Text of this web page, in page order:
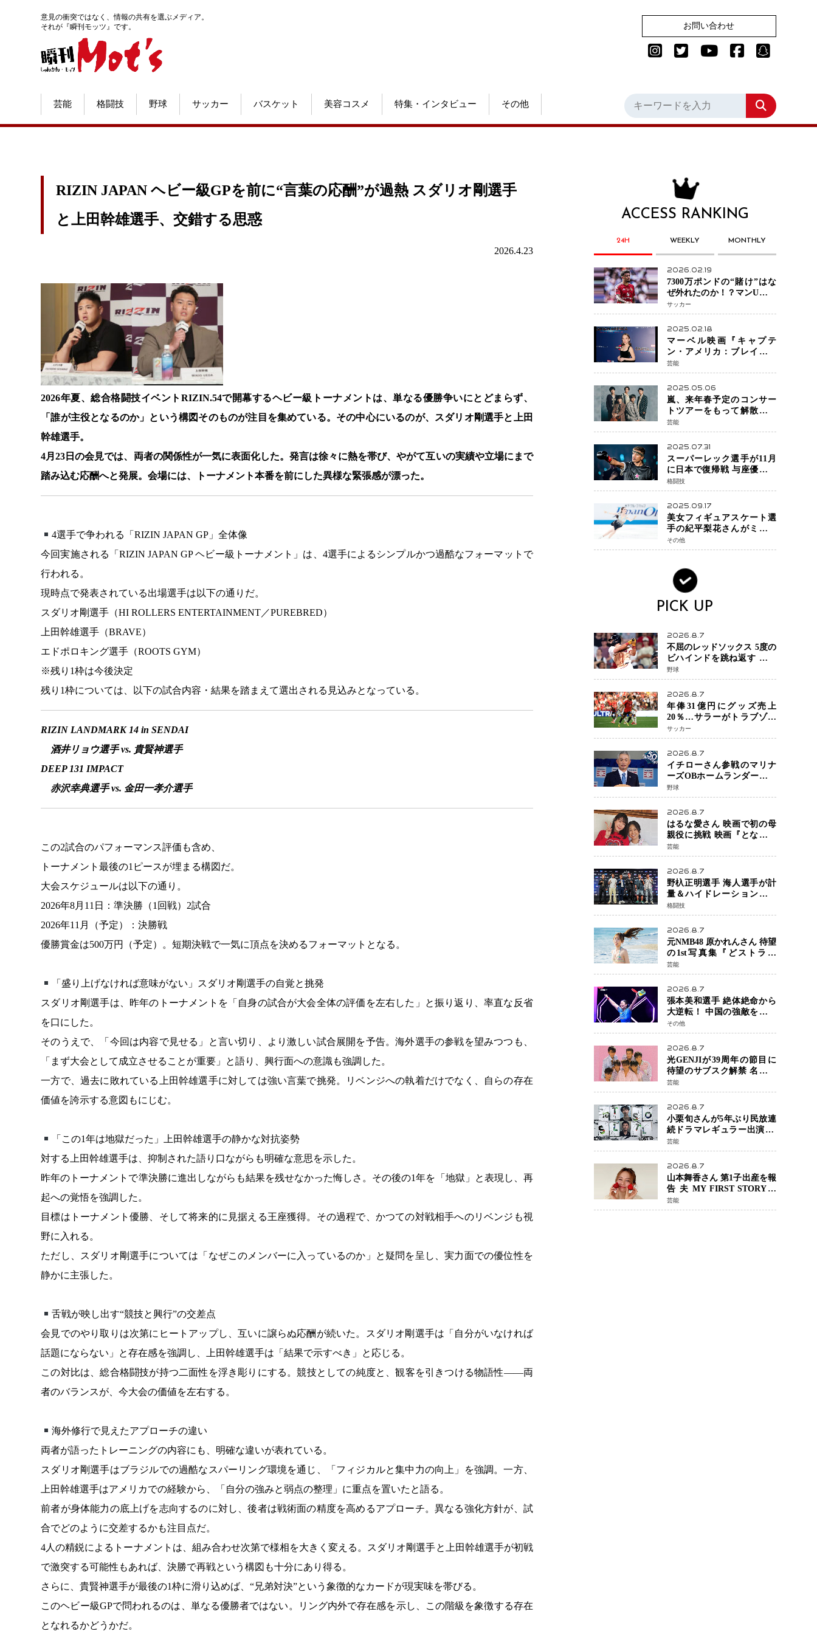
意見の衝突ではなく、情報の共有を選ぶメディア。
それが『瞬刊モッツ』です。
お問い合わせ
芸能 格闘技 野球 サッカー バスケット 美容コスメ 特集・インタビュー その他
RIZIN JAPAN ヘビー級GPを前に“言葉の応酬”が過熱 スダリオ剛選手
と上田幹雄選手、交錯する思惑
2026.4.23
2026年夏、総合格闘技イベントRIZIN.54で開幕するヘビー級トーナメントは、単なる優勝争いにとどまらず、
「誰が主役となるのか」という構図そのものが注目を集めている。その中心にいるのが、スダリオ剛選手と上田
幹雄選手。
4月23日の会見では、両者の関係性が一気に表面化した。発言は徐々に熱を帯び、やがて互いの実績や立場にまで
踏み込む応酬へと発展。会場には、トーナメント本番を前にした異様な緊張感が漂った。
4選手で争われる「RIZIN JAPAN GP」全体像
今回実施される「RIZIN JAPAN GP ヘビー級トーナメント」は、4選手によるシンプルかつ過酷なフォーマットで
行われる。
現時点で発表されている出場選手は以下の通りだ。
スダリオ剛選手（HI ROLLERS ENTERTAINMENT／PUREBRED）
上田幹雄選手（BRAVE）
エドポロキング選手（ROOTS GYM）
※残り1枠は今後決定
残り1枠については、以下の試合内容・結果を踏まえて選出される見込みとなっている。
RIZIN LANDMARK 14 in SENDAI
酒井リョウ選手 vs. 貴賢神選手
DEEP 131 IMPACT
赤沢幸典選手 vs. 金田一孝介選手
この2試合のパフォーマンス評価も含め、
トーナメント最後の1ピースが埋まる構図だ。
大会スケジュールは以下の通り。
2026年8月11日：準決勝（1回戦）2試合
2026年11月（予定）：決勝戦
優勝賞金は500万円（予定）。短期決戦で一気に頂点を決めるフォーマットとなる。
「盛り上げなければ意味がない」スダリオ剛選手の自覚と挑発
スダリオ剛選手は、昨年のトーナメントを「自身の試合が大会全体の評価を左右した」と振り返り、率直な反省
を口にした。
そのうえで、「今回は内容で見せる」と言い切り、より激しい試合展開を予告。海外選手の参戦を望みつつも、
「まず大会として成立させることが重要」と語り、興行面への意識も強調した。
一方で、過去に敗れている上田幹雄選手に対しては強い言葉で挑発。リベンジへの執着だけでなく、自らの存在
価値を誇示する意図もにじむ。
「この1年は地獄だった」上田幹雄選手の静かな対抗姿勢
対する上田幹雄選手は、抑制された語り口ながらも明確な意思を示した。
昨年のトーナメントで準決勝に進出しながらも結果を残せなかった悔しさ。その後の1年を「地獄」と表現し、再
起への覚悟を強調した。
目標はトーナメント優勝、そして将来的に見据える王座獲得。その過程で、かつての対戦相手へのリベンジも視
野に入れる。
ただし、スダリオ剛選手については「なぜこのメンバーに入っているのか」と疑問を呈し、実力面での優位性を
静かに主張した。
舌戦が映し出す“競技と興行”の交差点
会見でのやり取りは次第にヒートアップし、互いに譲らぬ応酬が続いた。スダリオ剛選手は「自分がいなければ
話題にならない」と存在感を強調し、上田幹雄選手は「結果で示すべき」と応じる。
この対比は、総合格闘技が持つ二面性を浮き彫りにする。競技としての純度と、観客を引きつける物語性――両
者のバランスが、今大会の価値を左右する。
海外修行で見えたアプローチの違い
両者が語ったトレーニングの内容にも、明確な違いが表れている。
スダリオ剛選手はブラジルでの過酷なスパーリング環境を通じ、「フィジカルと集中力の向上」を強調。一方、
上田幹雄選手はアメリカでの経験から、「自分の強みと弱点の整理」に重点を置いたと語る。
前者が身体能力の底上げを志向するのに対し、後者は戦術面の精度を高めるアプローチ。異なる強化方針が、試
合でどのように交差するかも注目点だ。
4人の精鋭によるトーナメントは、組み合わせ次第で様相を大きく変える。スダリオ剛選手と上田幹雄選手が初戦
で激突する可能性もあれば、決勝で再戦という構図も十分にあり得る。
さらに、貴賢神選手が最後の1枠に滑り込めば、“兄弟対決”という象徴的なカードが現実味を帯びる。
このヘビー級GPで問われるのは、単なる優勝者ではない。リング内外で存在感を示し、この階級を象徴する存在
となれるかどうかだ。
ACCESS RANKING
24H WEEKLY MONTHLY
2026.02.19
7300万ポンドの“賭け”はな
ぜ外れたのか！？マンU、サ
ンチョをフリー放出
へ・・・補強戦略の転換点
に
サッカー
2025.02.18
マーベル映画『キャプテ
ン・アメリカ：ブレイブ・
ニュー・ワールド』 新ブラ
ック・ウィドウ役のシラ・
ハースとは！？
芸能
2025.05.06
嵐、来年春予定のコンサー
トツアーをもって解散 フ
ァンクラブも2026年5月末で
活動終了
芸能
2025.07.31
スーパーレック選手が11月
に日本で復帰戦 与座優貴選
手との激突に「すべての技
術を見せたい」
格闘技
2025.09.17
美女フィギュアスケート選
手の紀平梨花さんがミラノ
五輪出場断念 中部選手権欠
場を発表「安全最優先の判
その他
PICK UP
2026.8.7
不屈のレッドソックス 5度の
ビハインドを跳ね返す 延長
13回サヨナラ勝ち 吉田正尚
選手も2安打1打点で貢献 4得
点以上は驚異の28連勝
野球
2026.8.7
年俸31億円にグッズ売上
20％…サラーがトラブゾン
スポル加入 世界サッカーは
「五大リーグ一強」から新
時代へ
サッカー
2026.8.7
イチローさん参戦のマリナ
ーズOBホームランダービー
が無料生配信 北米ならで
はの“魅せる興行”に世界が
注目
野球
2026.8.7
はるな愛さん 映画で初の母
親役に挑戦 映画『となりの
とらんす少女ちゃん』11月7
日公開 未来の自分との対話
を描く注目作
芸能
2026.8.7
野杁正明選手 海人選手が計
量＆ハイドレーションテス
トをクリア「ONE
SAMURAI 2」決戦へ万全の
準備整う
格闘技
2026.8.7
元NMB48 原かれんさん 待望
の1st写真集『どストライ
ク』発売決定 バリで魅せる
25歳の新境地
芸能
2026.8.7
張本美和選手 絶体絶命から
大逆転！ 中国の強敵を撃破
しWTT横浜でベスト8進出
その他
2026.8.7
光GENJIが39周年の節目に
待望のサブスク解禁 名曲の
数々がデジタル配信へ 40周
年へ向け1年間で全作品を順
次公開
芸能
2026.8.7
小栗旬さんが5年ぶり民放連
続ドラマレギュラー出演 横
浜流星さんと初共演
『LOST10』で異色バディ結
成
芸能
2026.8.7
山本舞香さん 第1子出産を報
告 夫 MY FIRST STORYの
Hiroさんとの新たな家族生
活「母子ともに健康」
芸能